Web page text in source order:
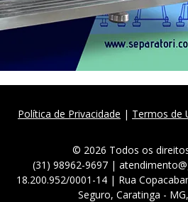
Política de Privacidade | Termos de
© 2026 Todos os
(31) 98962-9697 |
18.200.952/0001-14 | Rua
Seguro, Caratinga -